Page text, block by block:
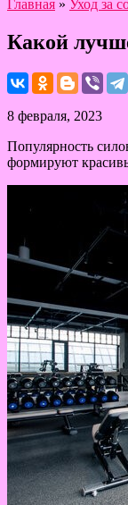
Главная » Уход за
Какой
8 февраля, 2023
Популярность
формируют